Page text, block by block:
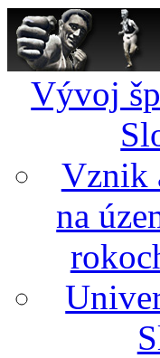
Vývoj
Vznik
na